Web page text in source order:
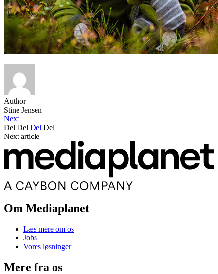
Author
Stine Jensen
Next
Del Del Del Del
Next article
Om Mediaplanet
Læs mere om os
Jobs
Vores løsninger
Mere fra os